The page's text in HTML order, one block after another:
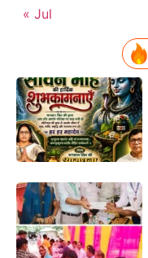
« Jul